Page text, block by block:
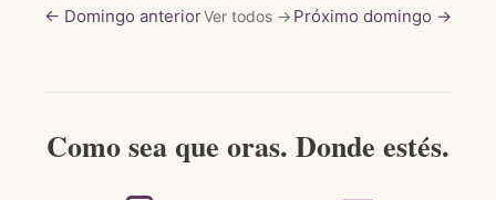
← Domingo anteriorVer todos → Próximo domingo →
Como sea que oras. Donde estés.